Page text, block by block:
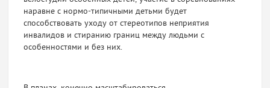
наравне с нормо-типичными детьми будет
способствовать уходу от стереотипов неприятия
инвалидов и стиранию границ между людьми с
особенностями и без них.